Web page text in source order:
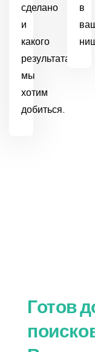
сделано
и
какого
результата
мы
хотим
добиться.
в
Готов